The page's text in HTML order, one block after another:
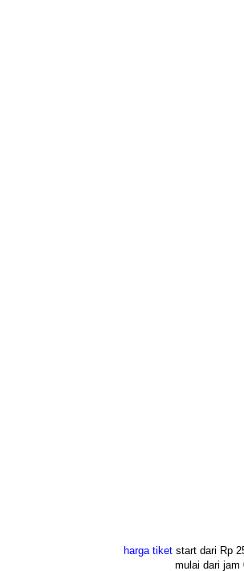
harga tiket start dari Rp
mulai dari jam